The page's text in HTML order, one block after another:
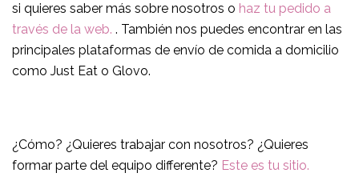
si quieres saber más sobre nosotros o haz tu pedido a
través de la web. . También nos puedes encontrar en las
principales plataformas de envío de comida a domicilio
como Just Eat o Glovo.
¿Cómo? ¿Quieres trabajar con nosotros? ¿Quieres
formar parte del equipo differente? Este es tu sitio.